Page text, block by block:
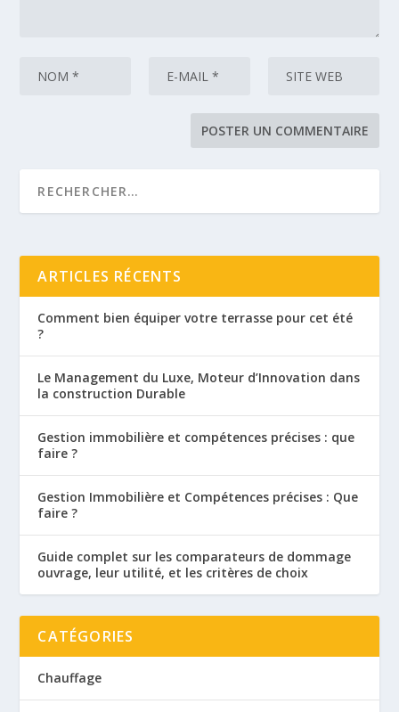
ARTICLES RÉCENTS
Comment bien équiper votre terrasse pour cet été
?
Le Management du Luxe, Moteur d’Innovation dans
la construction Durable
Gestion immobilière et compétences précises : que
faire ?
Gestion Immobilière et Compétences précises : Que
faire ?
Guide complet sur les comparateurs de dommage
ouvrage, leur utilité, et les critères de choix
CATÉGORIES
Chauffage